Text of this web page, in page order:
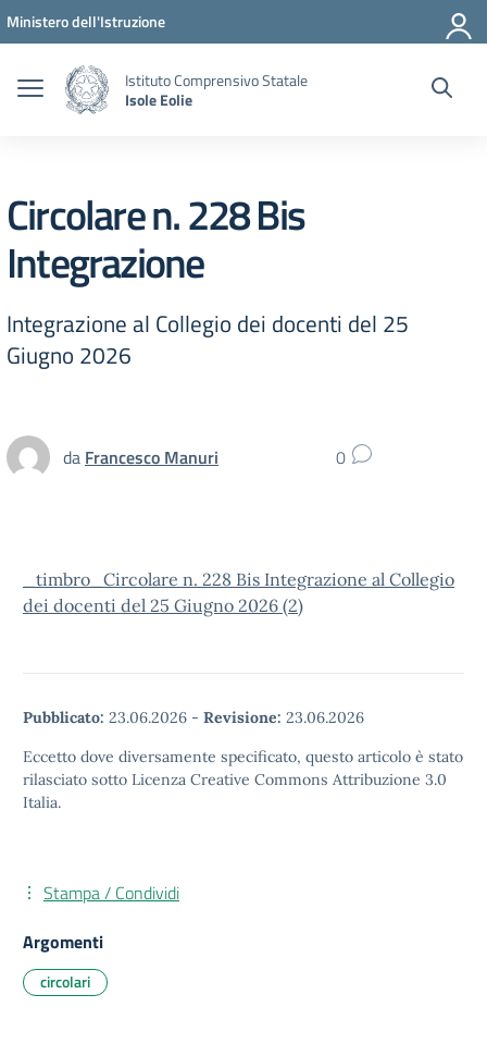
Vai ai contenuti
Vai al menu di navigazione
Vai al footer
Ministero dell'Istruzione
Istituto Comprensivo Statale
Isole Eolie
Circolare n. 228 Bis
Integrazione
Integrazione al Collegio dei docenti del 25
Giugno 2026
da Francesco Manuri 0
_timbro_Circolare n. 228 Bis Integrazione al Collegio
dei docenti del 25 Giugno 2026 (2)
Pubblicato: 23.06.2026 - Revisione: 23.06.2026
Eccetto dove diversamente specificato, questo articolo è stato
rilasciato sotto Licenza Creative Commons Attribuzione 3.0
Italia.
Stampa / Condividi
Argomenti
circolari